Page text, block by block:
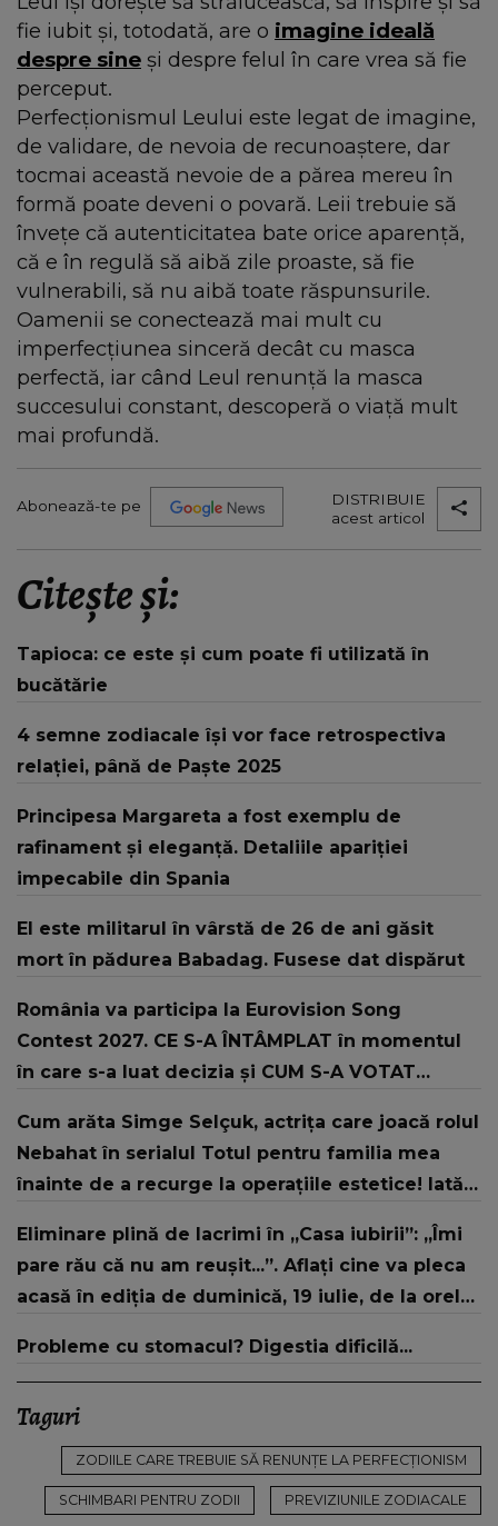
fie iubit și, totodată, are o imagine ideală
despre sine și despre felul în care vrea să fie
perceput.
Perfecționismul Leului este legat de imagine,
de validare, de nevoia de recunoaștere, dar
tocmai această nevoie de a părea mereu în
formă poate deveni o povară. Leii trebuie să
învețe că autenticitatea bate orice aparență,
că e în regulă să aibă zile proaste, să fie
vulnerabili, să nu aibă toate răspunsurile.
Oamenii se conectează mai mult cu
imperfecțiunea sinceră decât cu masca
perfectă, iar când Leul renunță la masca
succesului constant, descoperă o viață mult
mai profundă.
Abonează-te pe
DISTRIBUIE
acest articol
Citește și:
Tapioca: ce este și cum poate fi utilizată în
bucătărie
4 semne zodiacale își vor face retrospectiva
relației, până de Paște 2025
Principesa Margareta a fost exemplu de
rafinament și eleganță. Detaliile apariției
impecabile din Spania
El este militarul în vârstă de 26 de ani găsit
mort în pădurea Babadag. Fusese dat dispărut
România va participa la Eurovision Song
Contest 2027. CE S-A ÎNTÂMPLAT în momentul
în care s-a luat decizia și CUM S-A VOTAT
strategic de..."
Cum arăta Simge Selçuk, actrița care joacă rolul
Nebahat în serialul Totul pentru familia mea
înainte de a recurge la operațiile estetice! Iată
„Tinerețe rebelă”
Eliminare plină de lacrimi în „Casa iubirii”: „Îmi
pare rău că nu am reușit...”. Aflați cine va pleca
acasă în ediția de duminică, 19 iulie, de la orele
Probleme cu stomacul? Digestia dificilă...
Taguri
ZODIILE CARE TREBUIE SĂ RENUNȚE LA PERFECȚIONISM
SCHIMBARI PENTRU ZODII PREVIZIUNILE ZODIACALE